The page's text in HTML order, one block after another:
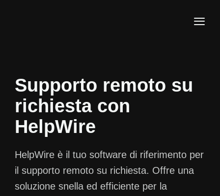
Supporto remoto su
richiesta con
HelpWire
HelpWire è il tuo software di riferimento per
il supporto remoto su richiesta. Offre una
soluzione snella ed efficiente per la